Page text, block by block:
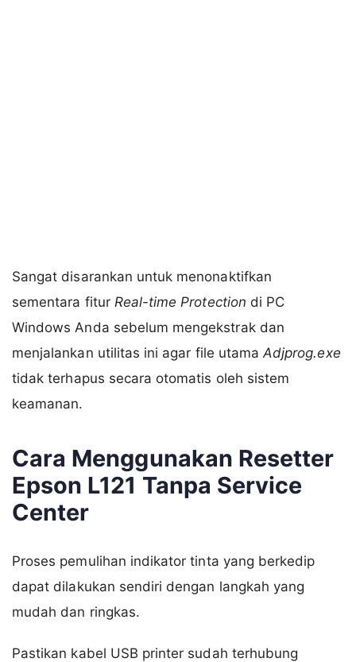
Sangat disarankan untuk menonaktifkan
sementara fitur Real-time Protection di PC
Windows Anda sebelum mengekstrak dan
menjalankan utilitas ini agar file utamaAdjprog.exe
tidak terhapus secara otomatis oleh sistem
keamanan.
Cara Menggunakan Resetter
Epson L121 Tanpa Service
Center
Proses pemulihan indikator tinta yang berkedip
dapat dilakukan sendiri dengan langkah yang
mudah dan ringkas.
Pastikan kabel USB printer sudah terhubung